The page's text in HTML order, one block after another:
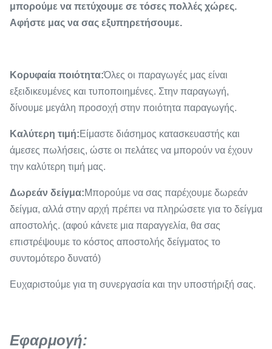
μπορούμε να πετύχουμε σε τόσες πολλές χώρες.
Αφήστε μας να σας εξυπηρετήσουμε.
Κορυφαία ποιότητα:Όλες οι παραγωγές μας είναι
εξειδικευμένες και τυποποιημένες. Στην παραγωγή,
δίνουμε μεγάλη προσοχή στην ποιότητα παραγωγής.
Καλύτερη τιμή:Είμαστε διάσημος κατασκευαστής και
άμεσες πωλήσεις, ώστε οι πελάτες να μπορούν να έχουν
την καλύτερη τιμή μας.
Δωρεάν δείγμα:Μπορούμε να σας παρέχουμε δωρεάν
δείγμα, αλλά στην αρχή πρέπει να πληρώσετε για το δείγμα
αποστολής. (αφού κάνετε μια παραγγελία, θα σας
επιστρέψουμε το κόστος αποστολής δείγματος το
συντομότερο δυνατό)
Ευχαριστούμε για τη συνεργασία και την υποστήριξή σας.
Εφαρμογή: